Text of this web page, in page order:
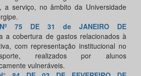
a serviço, no âmbito da Universidade
Nº 75 DE 31 de JANEIRO DE
a cobertura de gastos relacionados à
com representação institucional no
realizados por alunos
vulneráveis.